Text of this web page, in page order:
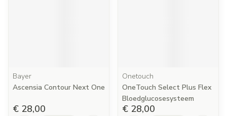
Bayer
Ascensia Contour Next One
€ 28,00
Onetouch
OneTouch Select Plus Flex
Bloedglucosesysteem
€ 28,00